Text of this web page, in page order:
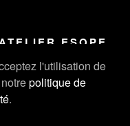
l'utilisation de
politique de
.
ATELIER ESOPE